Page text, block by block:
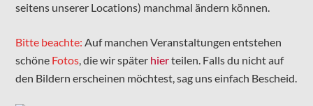
seitens unserer Locations) manchmal ändern können.
Bitte beachte: Auf manchen Veranstaltungen entstehen
schöne Fotos, die wir später hierteilen. Falls du nicht auf
den Bildern erscheinen möchtest, sag uns einfach Bescheid.